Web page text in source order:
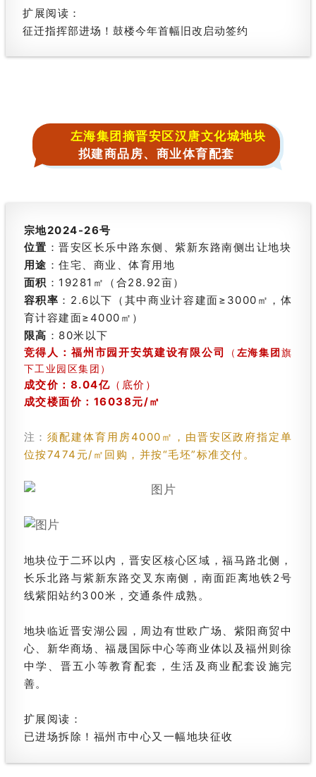
扩展阅读：
征迁指挥部进场！鼓楼今年首幅旧改启动签约
左海集团摘晋安区汉唐文化城地块
拟建商品房、商业体育配套
宗地2024-26号
位置 ：晋安区长乐中路东侧、紫新东路南侧出让地块
用途 ：住宅、商业、体育用地
面积 ：19281㎡（合28.92亩）
容积率 ：2.6以下（其中商业计容建面≥3000㎡，体
育计容建面≥4000㎡）
限高 ：80米以下
竞得人：福州市园开安筑建设有限公司
（ 左海集团旗
下工业园区集团）
成交价 ：8.04亿 （底价）
成交楼面价：16038元/㎡
注：须配建体育用房4000㎡，由晋安区政府指定单
位按7474元/㎡回购，并按“毛坯”标准交付。
地块位于二环以内，晋安区核心区域，福马路北侧，
长乐北路与紫新东路交叉东南侧，南面距离地铁2号
线紫阳站约300米，交通条件成熟。
地块临近晋安湖公园，周边有世欧广场、紫阳商贸中
心、新华商场、福晟国际中心等商业体以及福州则徐
中学、晋五小等教育配套，生活及商业配套设施完
善。
扩展阅读：
已进场拆除！福州市中心又一幅地块征收